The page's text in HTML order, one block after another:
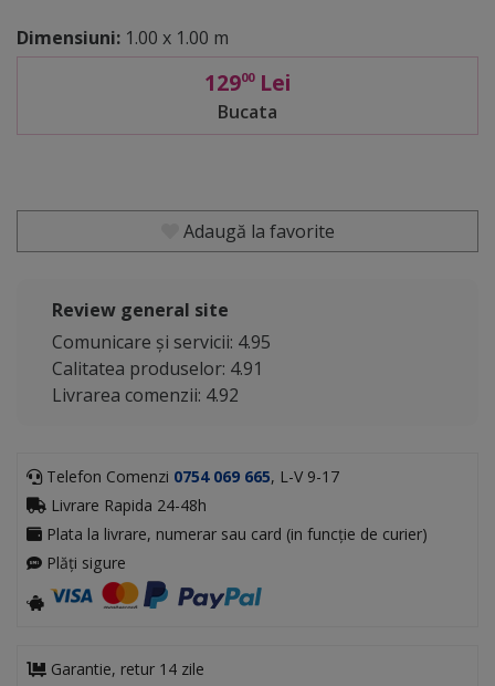
Dimensiuni: 1.00 x 1.00 m
12900Lei
Bucata
Adaugă la favorite
Review general site
Comunicare și servicii: 4.95
Calitatea produselor: 4.91
Livrarea comenzii: 4.92
Telefon Comenzi 0754 069 665, L-V 9-17
Livrare Rapida 24-48h
Plata la livrare, numerar sau card (in funcție de curier)
Plăți sigure
Garantie, retur 14 zile